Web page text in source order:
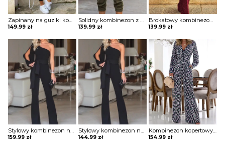
Zapinany na guziki kombinezon w paski z krótkim rękawem Diamanto
149.99 zł
Solidny kombinezon z długim rękawem cargo Taru
139.99 zł
Brokatowy kombinezon bez rękawów z okrągłym dekoltem i cekinami Sheron
139.99 zł
Stylowy kombinezon na jedno ramię z rozcięciem rękawach Igballe
159.99 zł
Stylowy kombinezon na jedno ramię z rozcięciem rękawach Rahime
144.99 zł
Kombinezon kopertowy z szerokimi nogawkami w geometryczny wzór Rogeria
154.99 zł